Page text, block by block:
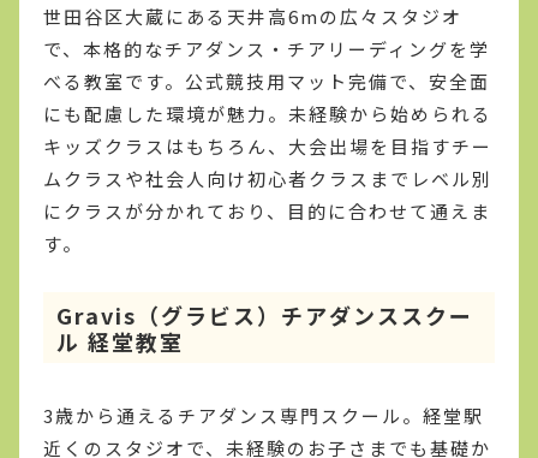
世田谷区大蔵にある天井高6mの広々スタジオ
で、本格的なチアダンス・チアリーディングを学
べる教室です。公式競技用マット完備で、安全面
にも配慮した環境が魅力。未経験から始められる
キッズクラスはもちろん、大会出場を目指すチー
ムクラスや社会人向け初心者クラスまでレベル別
にクラスが分かれており、目的に合わせて通えま
す。
Gravis（グラビス）チアダンススクー
ル 経堂教室
3歳から通えるチアダンス専門スクール。経堂駅
近くのスタジオで、未経験のお子さまでも基礎か